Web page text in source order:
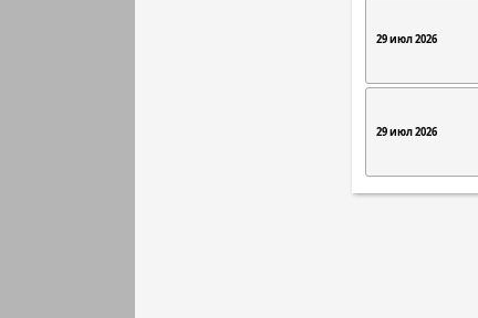
29 июл 2026
29 июл 2026